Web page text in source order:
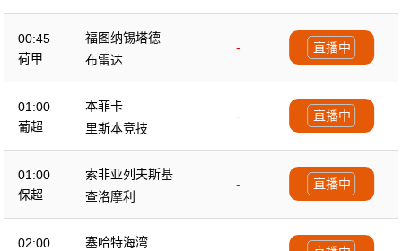
00:45
荷甲
福图纳锡塔德
-
布雷达
直播中
01:00
葡超
本菲卡
-
里斯本竞技
直播中
01:00
保超
索非亚列夫斯基
-
查洛摩利
直播中
02:00
塞哈特海湾